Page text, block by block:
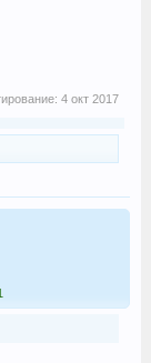
4 окт 2017